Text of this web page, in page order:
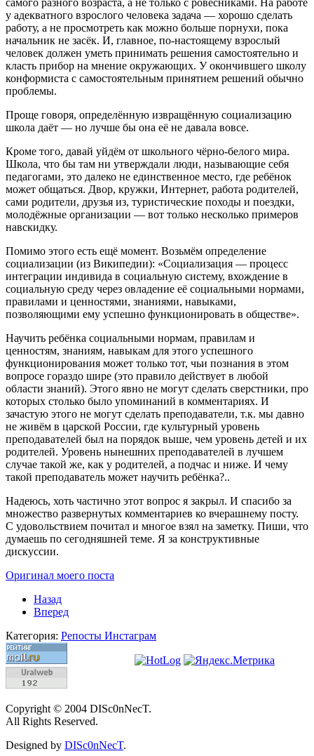
самого разного возраста, а не только с ровесниками. На работе
у адекватного взрослого человека задача — хорошо сделать
работу, а не просмотреть как можно больше порнухи, пока
начальник не засёк. И, главное, по-настоящему взрослый
человек должен уметь принимать решения самостоятельно и
класть прибор на мнение окружающих. У окончившего школу
конформиста с самостоятельным принятием решений обычно
проблемы.
Проще говоря, определённую извращённую социализацию
школа даёт — но лучше бы она её не давала вовсе.
Кроме того, давай уйдём от школьного чёрно-белого мира.
Школа, что бы там ни утверждали люди, называющие себя
педагогами, это далеко не единственное место, где ребёнок
может общаться. Двор, кружки, Интернет, работа родителей,
сами родители, друзья из, туристические походы и поездки,
молодёжные организации — вот только несколько примеров
навскидку.
Помимо этого есть ещё момент. Возьмём определение
социализации (из Википедии): «Социализация — процесс
интеграции индивида в социальную систему, вхождение в
социальную среду через овладение её социальными нормами,
правилами и ценностями, знаниями, навыками,
позволяющими ему успешно функционировать в обществе».
Научить ребёнка социальными нормам, правилам и
ценностям, знаниям, навыкам для этого успешного
функционирования может только тот, чьи познания в этом
вопросе гораздо шире (это правило действует в любой
области знаний). Этого явно не могут сделать сверстники, про
которых столько было упоминаний в комментариях. И
зачастую этого не могут сделать преподаватели, т.к. мы давно
не живём в царской России, где культурный уровень
преподавателей был на порядок выше, чем уровень детей и их
родителей. Уровень нынешних преподавателей в лучшем
случае такой же, как у родителей, а подчас и ниже. И чему
такой преподаватель может научить ребёнка?..
Надеюсь, хоть частично этот вопрос я закрыл. И спасибо за
множество развернутых комментариев ко вчерашнему посту.
С удовольствием почитал и многое взял на заметку. Пиши, что
думаешь по сегодняшней теме. Я за конструктивные
дискуссии.
Оригинал моего поста
Назад
Вперед
Категория: Репосты Инстаграм
Copyright © 2004 DISc0nNecT.
All Rights Reserved.
Designed by DISc0nNecT.